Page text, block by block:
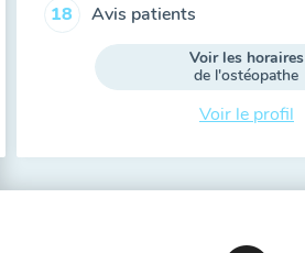
18 Avis patients
Voir les horaires
de l'ostéopathe
Voir le profil